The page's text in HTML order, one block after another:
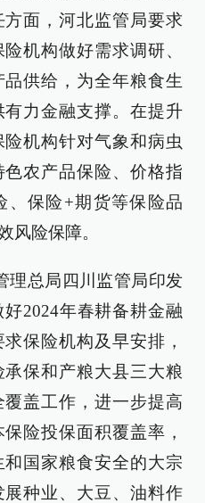
面，河北监管局要求
机构做好需求调研、
供给，为全年粮食生
力金融支撑。在提升
机构针对气象和病虫
农产品保险、价格指
、保险+期货等保险品
风险保障。
理总局四川监管局印发
好2024年春耕备耕金融
保险机构及早安排，
保和产粮大县三大粮
盖工作，进一步提高
险投保面积覆盖率，
国家粮食安全的大宗
种业、大豆、油料作